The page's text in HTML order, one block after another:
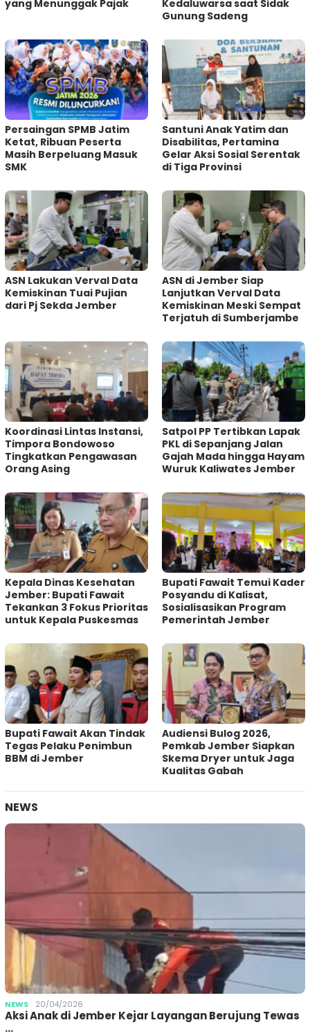
yang Menunggak Pajak
Kedaluwarsa saat Sidak
Gunung Sadeng
Persaingan SPMB Jatim
Ketat, Ribuan Peserta
Masih Berpeluang Masuk
SMK
Santuni Anak Yatim dan
Disabilitas, Pertamina
Gelar Aksi Sosial Serentak
di Tiga Provinsi
ASN Lakukan Verval Data
Kemiskinan Tuai Pujian
dari Pj Sekda Jember
ASN di Jember Siap
Lanjutkan Verval Data
Kemiskinan Meski Sempat
Terjatuh di Sumberjambe
Koordinasi Lintas Instansi,
Timpora Bondowoso
Tingkatkan Pengawasan
Orang Asing
Satpol PP Tertibkan Lapak
PKL di Sepanjang Jalan
Gajah Mada hingga Hayam
Wuruk Kaliwates Jember
Kepala Dinas Kesehatan
Jember: Bupati Fawait
Tekankan 3 Fokus Prioritas
untuk Kepala Puskesmas
Bupati Fawait Temui Kader
Posyandu di Kalisat,
Sosialisasikan Program
Pemerintah Jember
Bupati Fawait Akan Tindak
Tegas Pelaku Penimbun
BBM di Jember
Audiensi Bulog 2026,
Pemkab Jember Siapkan
Skema Dryer untuk Jaga
Kualitas Gabah
NEWS
NEWS 20/04/2026
Aksi Anak di Jember Kejar Layangan Berujung Tewas
…